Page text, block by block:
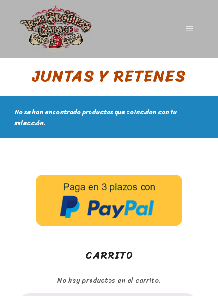
JUNTAS Y RETENES
No se han encontrado productos que coincidan con tu
selección.
CARRITO
No hay productos en el carrito.